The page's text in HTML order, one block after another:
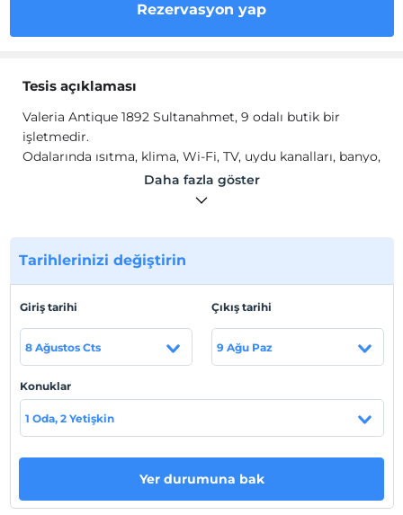
Rezervasyon yap
Tesis açıklaması
Valeria Antique 1892 Sultanahmet, 9 odalı butik bir
işletmedir.
Odalarında ısıtma, klima, Wi-Fi, TV, uydu kanalları, banyo,
duş, ücretsiz banyo malzemeleri ve havlu seti gibi
İstanbul Fatih'te konumlanmaktadır.
Otel koşulları
Check/in
En erken saat 14:00 ve sonrası
En geç saat 12:00 ve öncesi
Daha fazla göster
Tarihlerinizi değiştirin
Giriş tarihi
8 Ağustos Cts
Çıkış tarihi
9 Ağu Paz
Konuklar
1 Oda, 2 Yetişkin
Yer durumuna bak